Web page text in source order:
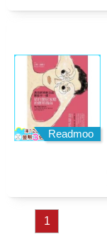
Readmoo
1